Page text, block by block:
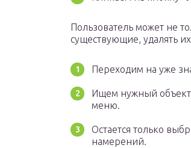
Пользователь может не
существующие, удалять
Переходим на уже
Ищем нужный
меню.
Остается только
намерений.